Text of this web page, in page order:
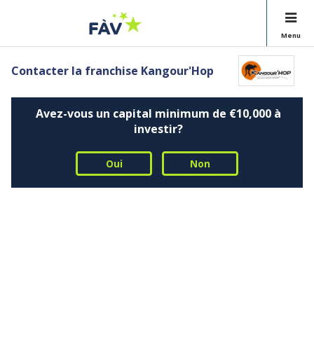
Menu
Contacter la franchise Kangour'Hop
Avez-vous un capital minimum de €10,000 à
investir?
Oui Non